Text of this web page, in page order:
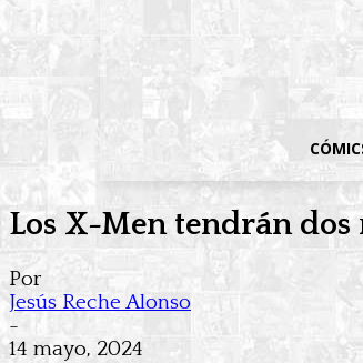
Los X-Men tendrán
Por
Jesús Reche Alonso
-
14 mayo, 2024